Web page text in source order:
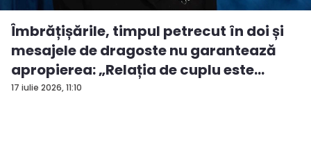
17 iulie 2026, 11:10
Îmbrățișările, timpul petrecut în doi și
mesajele de dragoste nu garantează
apropierea: „Relația de cuplu este
desp...